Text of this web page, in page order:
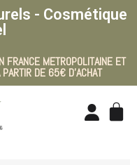
- Cosmétique
FRANCE METROPOLITAINE ET
DE 65€ D'ACHAT